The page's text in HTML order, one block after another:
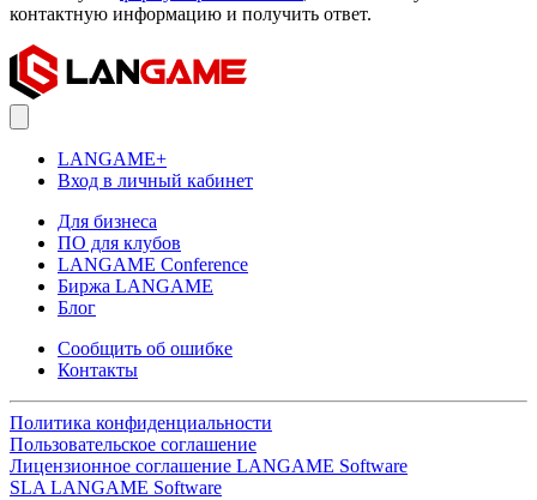
контактную информацию и получить ответ.
LANGAME+
Вход в личный кабинет
Для бизнеса
ПО для клубов
LANGAME Conference
Биржа LANGAME
Блог
Сообщить об ошибке
Контакты
Политика конфиденциальности
Пользовательское соглашение
Лицензионное соглашение LANGAME Software
SLA LANGAME Software